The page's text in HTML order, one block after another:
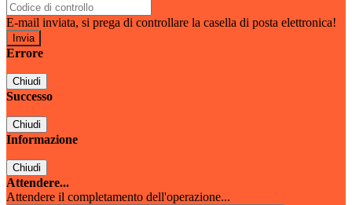
E-mail inviata, si prega di controllare la casella di posta elettronica!
Errore
Chiudi
Successo
Chiudi
Informazione
Chiudi
Attendere...
Attendere il completamento dell'operazione...